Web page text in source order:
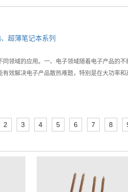
超薄笔记本系列
同领域的应用。一、电子领域随着电子产品的
有效解决电子产品散热难题，特别是在大功率
2 3 4 5 6 7 8